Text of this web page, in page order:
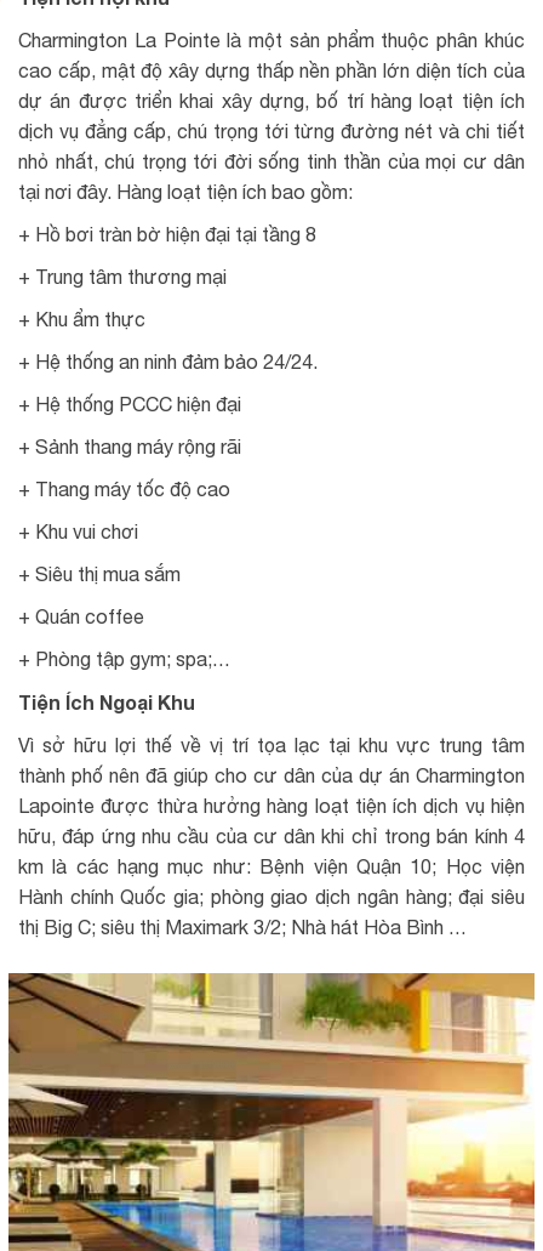
Charmington La Pointe là một sản phẩm thuộc phân khúc
cao cấp, mật độ xây dựng thấp nền phần lớn diện tích của
dự án được triển khai xây dựng, bố trí hàng loạt tiện ích
dịch vụ đẳng cấp, chú trọng tới từng đường nét và chi tiết
nhỏ nhất, chú trọng tới đời sống tinh thần của mọi cư dân
tại nơi đây. Hàng loạt tiện ích bao gồm:
+ Hồ bơi tràn bờ hiện đại tại tầng 8
+ Trung tâm thương mại
+ Khu ẩm thực
+ Hệ thống an ninh đảm bảo 24/24.
+ Hệ thống PCCC hiện đại
+ Sảnh thang máy rộng rãi
+ Thang máy tốc độ cao
+ Khu vui chơi
+ Siêu thị mua sắm
+ Quán coffee
+ Phòng tập gym; spa;…
Tiện Ích Ngoại Khu
Vì sở hữu lợi thế về vị trí tọa lạc tại khu vực trung tâm
thành phố nên đã giúp cho cư dân của dự án Charmington
Lapointe được thừa hưởng hàng loạt tiện ích dịch vụ hiện
hữu, đáp ứng nhu cầu của cư dân khi chỉ trong bán kính 4
km là các hạng mục như: Bệnh viện Quận 10; Học viện
Hành chính Quốc gia; phòng giao dịch ngân hàng; đại siêu
thị Big C; siêu thị Maximark 3/2; Nhà hát Hòa Bình …